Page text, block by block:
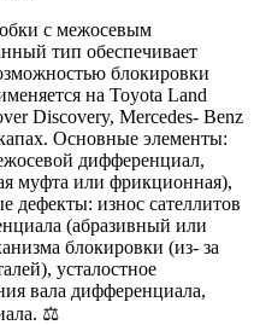
с межосевым
тип обеспечивает
блокировки
на Toyota Land
Discovery, Mercedes- Benz
Основные элементы:
дифференциал,
муфта или фрикционная),
износ сателлитов
(абразивный или
блокировки (из- за
усталостное
вала дифференциала,
⚖️